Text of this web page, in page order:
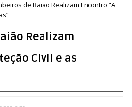
de Baião Realizam Encontro “A
Realizam
Civil e as